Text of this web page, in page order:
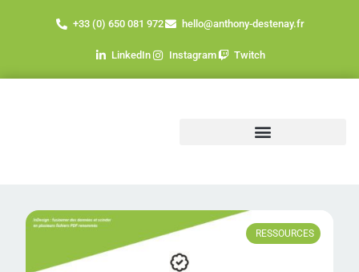
+33 (0) 650 081 972 hello@anthony-destenay.fr
LinkedIn Instagram Twitch
RESSOURCES